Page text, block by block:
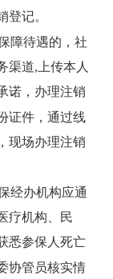
登记。
障待遇的，社
渠道, 上传本人
诺，办理注销
证件，通过线
现场办理注销
经办机构应通
疗机构、民
悉参保人死亡
协管员核实情